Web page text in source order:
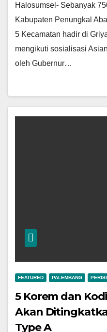
Halosumsel- Sebanyak
Kabupaten Penungkal
5 Kecamatan hadir di
mengikuti sosialisasi
oleh Gubernur…
FEATURED PALEMBANG
5 Korem dan
Akan
Type A